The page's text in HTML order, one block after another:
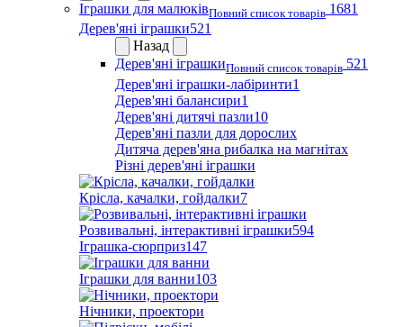
Іграшки для малюківПовний список товарів 1681
Дерев'яні іграшки521
Назад
Дерев'яні іграшкиПовний список товарів 521
Дерев'яні іграшки-лабіринти1
Дерев'яні балансири1
Дерев'яні дитячі пазли10
Дерев'яні пазли для дорослих
Дитяча дерев'яна рибалка на магнітах
Різні дерев'яні іграшки
Крісла, качалки, гойдалки7
Розвивальні, інтерактивні іграшки594
Іграшка-сюрприз147
Іграшки для ванни103
Нічники, проектори